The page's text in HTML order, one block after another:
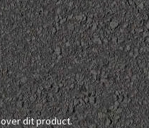
dit product.